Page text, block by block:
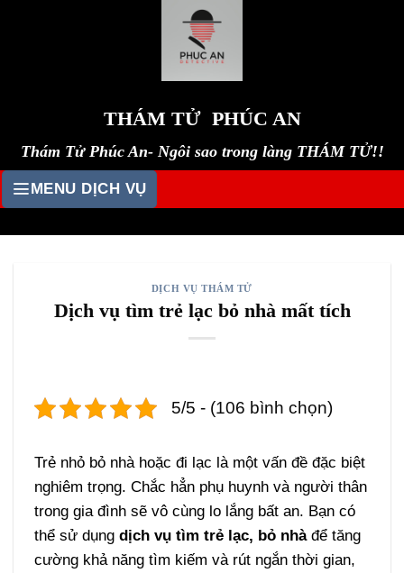
THÁM TỬ PHÚC AN
Thám Tử Phúc An- Ngôi sao trong làng THÁM TỬ!!
MENU DỊCH VỤ
DỊCH VỤ THÁM TỬ
Dịch vụ tìm trẻ lạc bỏ nhà mất tích
5/5 - (106 bình chọn)
Trẻ nhỏ bỏ nhà hoặc đi lạc là một vấn đề đặc biệt
nghiêm trọng. Chắc hẳn phụ huynh và người thân
trong gia đình sẽ vô cùng lo lắng bất an. Bạn có
thể sử dụngdịch vụ tìm trẻ lạc, bỏ nhàđể tăng
cường khả năng tìm kiếm và rút ngắn thời gian,